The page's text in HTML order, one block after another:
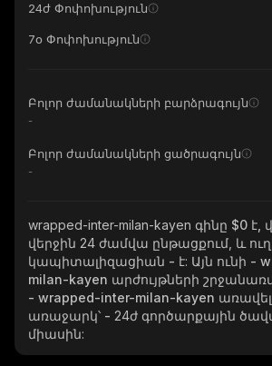
24ժ Փոփոխություն
7օ Փոփոխություն
Բոլոր ժամանակների բարձրագույն
-
Բոլոր ժամանակների ցածրագույն
-
wrapped-inter-milan-kayen գինը $0 է,
վերջին 24 ժամվա ընթացքում, և
կապիտալիզացիան - է: Այն ունի -
milan-kayen արժույթների
- wrapped-inter-milan-kayen
առաջարկ՝ - 24ժ գործարքային
միասին: